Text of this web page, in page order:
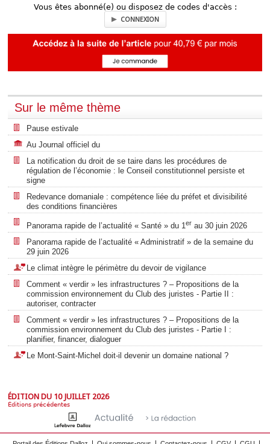
Vous êtes abonné(e) ou disposez de codes d'accès :
CONNEXION
Sur le même thème
Pause estivale
Au Journal officiel du
La notification du droit de se taire dans les procédures de
régulation de l’économie : le Conseil constitutionnel persiste et
signe
Redevance domaniale : compétence liée du préfet et divisibilité
des conditions financières
Panorama rapide de l’actualité « Santé » du 1 er au 30 juin 2026
Panorama rapide de l’actualité « Administratif » de la semaine du
29 juin 2026
Le climat intègre le périmètre du devoir de vigilance
Comment « verdir » les infrastructures ? – Propositions de la
commission environnement du Club des juristes - Partie II :
autoriser, contracter
Comment « verdir » les infrastructures ? – Propositions de la
commission environnement du Club des juristes - Partie I :
planifier, financer, dialoguer
Le Mont-Saint-Michel doit-il devenir un domaine national ?
ÉDITION DU 10 JUILLET 2026
Éditions précédentes